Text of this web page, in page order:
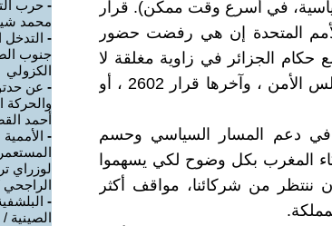
في أسرع وقت ممكن). قرار
المتحدة إن هي رفضت حضور
حكام الجزائر في زاوية مغلقة لا
سبيل للخروج منها سوى بالانصياع لقرارات مجلس الأمن ، وآخرها قرار 2602 ، أو
في دعم المسار السياسي وحسم
المغرب بكل وضوح لكي يسهموا
ننتظر من شركائنا، مواقف أكثر
- حرب
محمد
- التدخل
جنوب
الكزولي
- عن
والحركة
أحمد
- الأممية
لوزراي
-
الصينية